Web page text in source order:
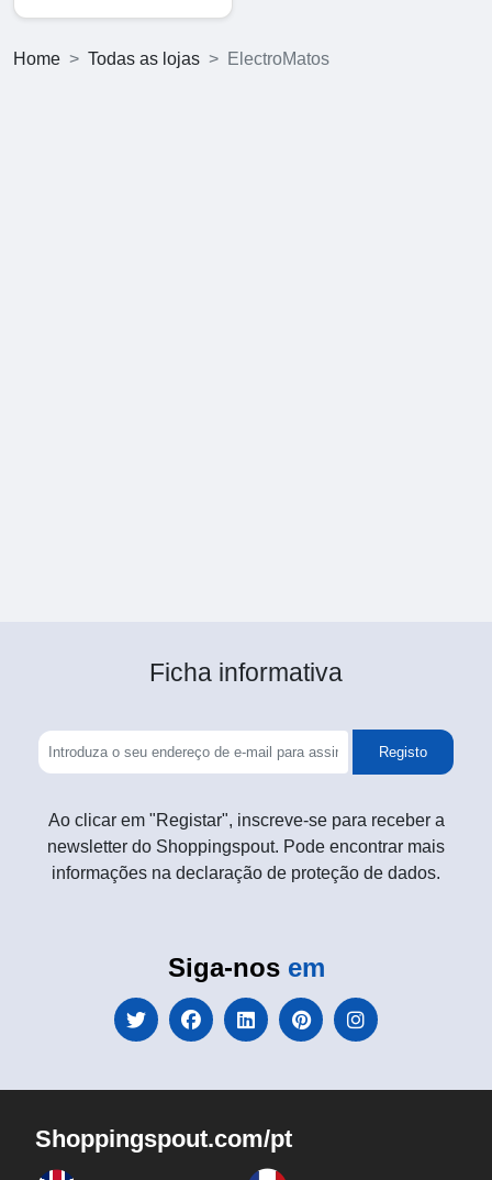
Home Todas as lojas ElectroMatos
Ficha informativa
Registo
Ao clicar em "Registar", inscreve-se para receber a
newsletter do Shoppingspout. Pode encontrar mais
informações na declaração de proteção de dados.
Siga-nos em
Shoppingspout.com/pt